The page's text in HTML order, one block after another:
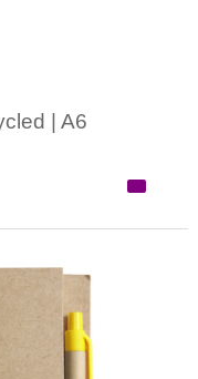
| A6